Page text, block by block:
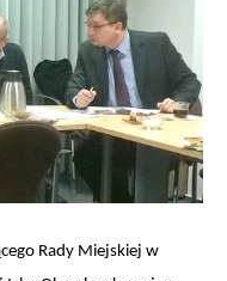
Rady Miejskiej w